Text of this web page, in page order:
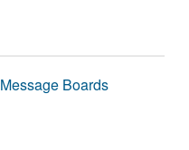
Message Boards